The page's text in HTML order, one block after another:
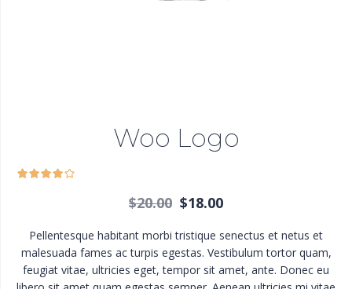
Woo Logo
$20.00 $18.00
Pellentesque habitant morbi tristique senectus et netus et
malesuada fames ac turpis egestas. Vestibulum tortor quam,
feugiat vitae, ultricies eget, tempor sit amet, ante. Donec eu